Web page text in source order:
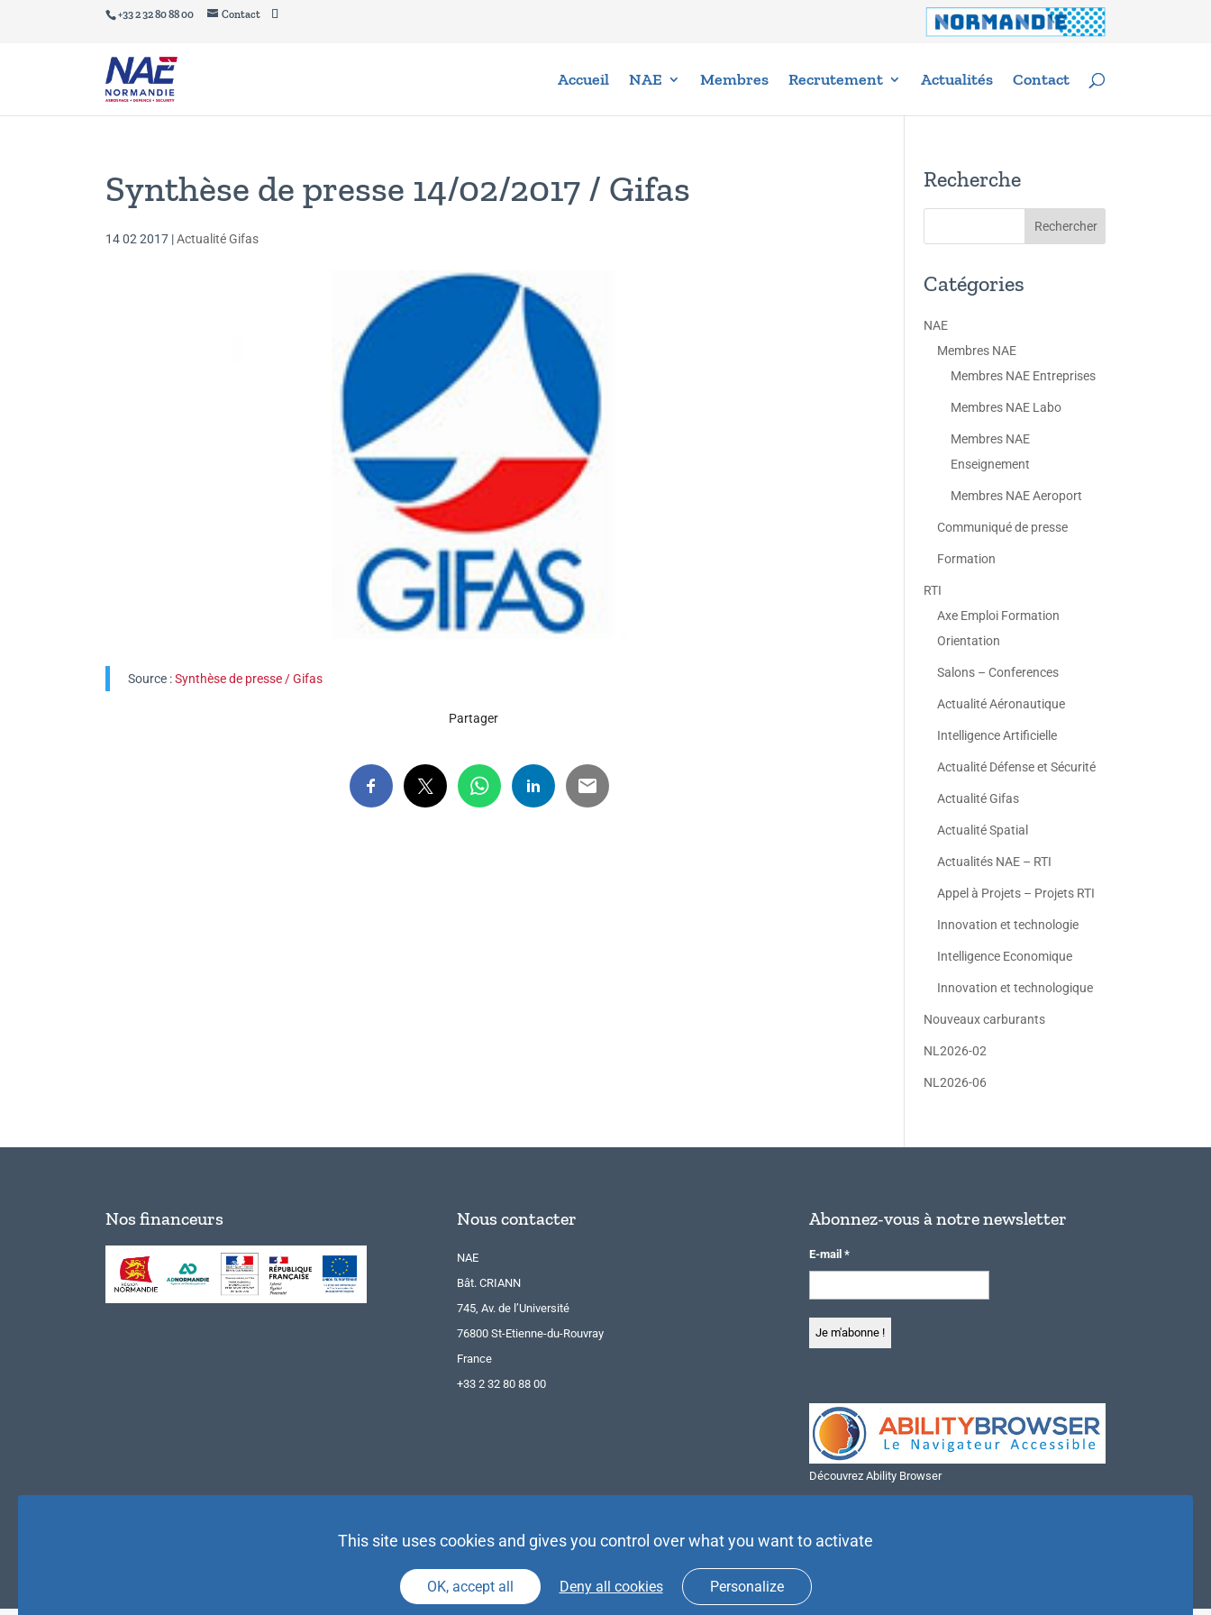
+33 2 32 80 88 00 Contact
Accueil NAE Membres Recrutement Actualités Contact
Synthèse de presse 14/02/2017 / Gifas
14 02 2017 |Actualité Gifas
Source :Synthèse de presse / Gifas
Partager
Recherche
Catégories
NAE
Membres NAE
Membres NAE Entreprises
Membres NAE Labo
Membres NAE
Enseignement
Membres NAE Aeroport
Communiqué de presse
Formation
RTI
Axe Emploi Formation
Orientation
Salons – Conferences
Actualité Aéronautique
Intelligence Artificielle
Actualité Défense et Sécurité
Actualité Gifas
Actualité Spatial
Actualités NAE – RTI
Appel à Projets – Projets RTI
Innovation et technologie
Intelligence Economique
Innovation et technologique
Nouveaux carburants
NL2026-02
NL2026-06
Nos financeurs Nous contacter
NAE
Bât. CRIANN
745, Av. de l’Université
76800 St-Etienne-du-Rouvray
France
+33 2 32 80 88 00
Abonnez-vous à notre newsletter
E-mail *
Découvrez Ability Browser
This site uses cookies and gives you control over what you want to activate
OK, accept all Deny all cookies Personalize